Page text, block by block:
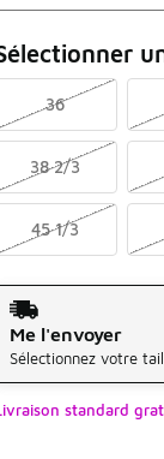
36
38 2/3
45 1/3
Mode d'expédition
Me l'envoyer
Sélectionnez votre
standard